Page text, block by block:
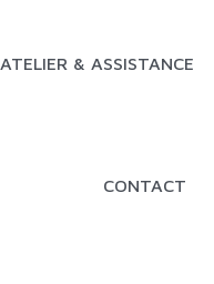
ATELIER & ASSISTANCE
CONTACT